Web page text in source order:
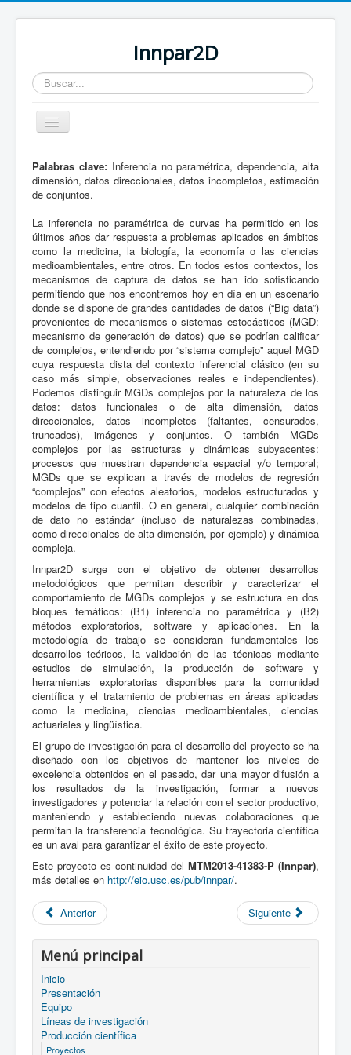
Innpar2D
Buscar...
Cambiar
navegación
Está aquí: Inicio Presentación
Palabras clave:Inferencia no paramétrica, dependencia, alta
dimensión, datos direccionales, datos incompletos, estimación
de conjuntos.
La inferencia no paramétrica de curvas ha permitido en los
últimos años dar respuesta a problemas aplicados en ámbitos
como la medicina, la biología, la economía o las ciencias
medioambientales, entre otros. En todos estos contextos, los
mecanismos de captura de datos se han ido sofisticando
permitiendo que nos encontremos hoy en día en un escenario
donde se dispone de grandes cantidades de datos (“Big data”)
provenientes de mecanismos o sistemas estocásticos (MGD:
mecanismo de generación de datos) que se podrían calificar
de complejos, entendiendo por “sistema complejo” aquel MGD
cuya respuesta dista del contexto inferencial clásico (en su
caso más simple, observaciones reales e independientes).
Podemos distinguir MGDs complejos por la naturaleza de los
datos: datos funcionales o de alta dimensión, datos
direccionales, datos incompletos (faltantes, censurados,
truncados), imágenes y conjuntos. O también MGDs
complejos por las estructuras y dinámicas subyacentes:
procesos que muestran dependencia espacial y/o temporal;
MGDs que se explican a través de modelos de regresión
“complejos” con efectos aleatorios, modelos estructurados y
modelos de tipo cuantil. O en general, cualquier combinación
de dato no estándar (incluso de naturalezas combinadas,
como direccionales de alta dimensión, por ejemplo) y dinámica
compleja.
Innpar2D surge con el objetivo de obtener desarrollos
metodológicos que permitan describir y caracterizar el
comportamiento de MGDs complejos y se estructura en dos
bloques temáticos: (B1) inferencia no paramétrica y (B2)
métodos exploratorios, software y aplicaciones. En la
metodología de trabajo se consideran fundamentales los
desarrollos teóricos, la validación de las técnicas mediante
estudios de simulación, la producción de software y
herramientas exploratorias disponibles para la comunidad
científica y el tratamiento de problemas en áreas aplicadas
como la medicina, ciencias medioambientales, ciencias
actuariales y lingüística.
El grupo de investigación para el desarrollo del proyecto se ha
diseñado con los objetivos de mantener los niveles de
excelencia obtenidos en el pasado, dar una mayor difusión a
los resultados de la investigación, formar a nuevos
investigadores y potenciar la relación con el sector productivo,
manteniendo y estableciendo nuevas colaboraciones que
permitan la transferencia tecnológica. Su trayectoria científica
es un aval para garantizar el éxito de este proyecto.
Este proyecto es continuidad del MTM2013-41383-P (Innpar),
más detalles en http://eio.usc.es/pub/innpar/.
Anterior Siguiente
Menú principal
Inicio
Presentación
Equipo
Líneas de investigación
Producción científica
Proyectos